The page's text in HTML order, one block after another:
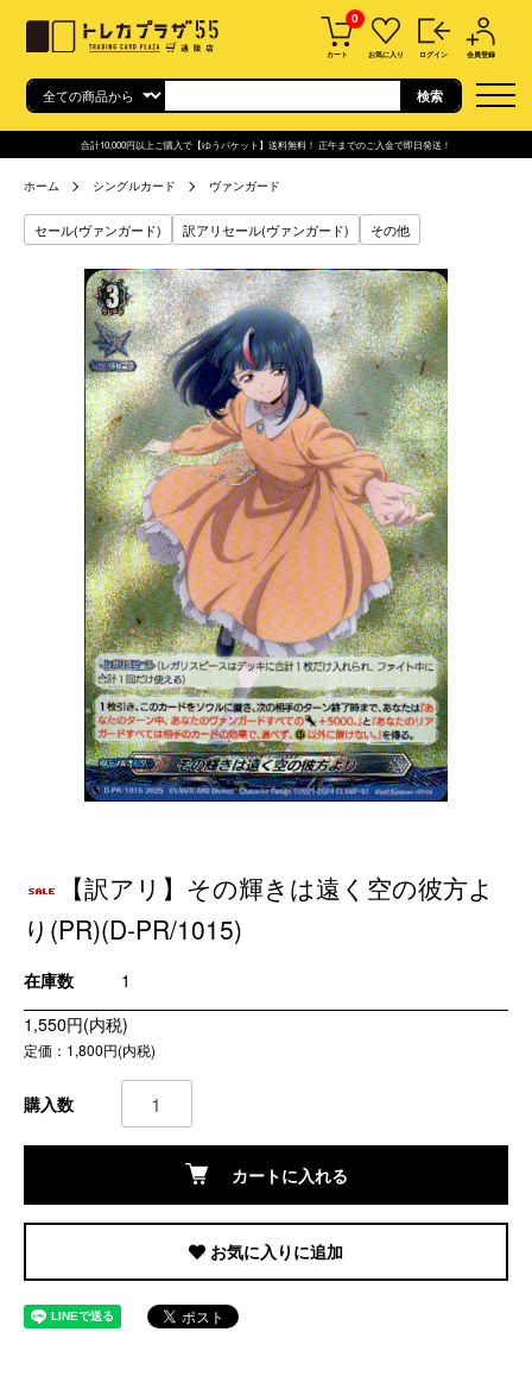
0
カート お気に入り ログイン 会員登録
合計10,000円以上ご購入で【ゆうパケット】送料無料！ 正午までのご入金で即日発送！
ホーム シングルカード ヴァンガード
セール(ヴァンガード) 訳アリセール(ヴァンガード) その他
【訳アリ】その輝きは遠く空の彼方よ
り(PR)(D-PR/1015)
在庫数
1
1,550円(内税)
定価：1,800円(内税)
購入数
カートに入れる
お気に入りに追加